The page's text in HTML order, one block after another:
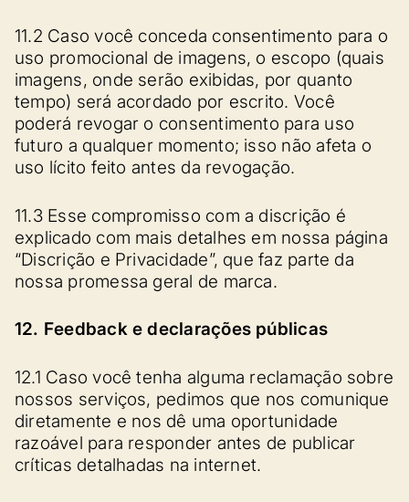
11.2 Caso você conceda consentimento para o
uso promocional de imagens, o escopo (quais
imagens, onde serão exibidas, por quanto
tempo) será acordado por escrito. Você
poderá revogar o consentimento para uso
futuro a qualquer momento; isso não afeta o
uso lícito feito antes da revogação.
11.3 Esse compromisso com a discrição é
explicado com mais detalhes em nossa página
“Discrição e Privacidade”, que faz parte da
nossa promessa geral de marca.
12. Feedback e declarações públicas
12.1 Caso você tenha alguma reclamação sobre
nossos serviços, pedimos que nos comunique
diretamente e nos dê uma oportunidade
razoável para responder antes de publicar
críticas detalhadas na internet.